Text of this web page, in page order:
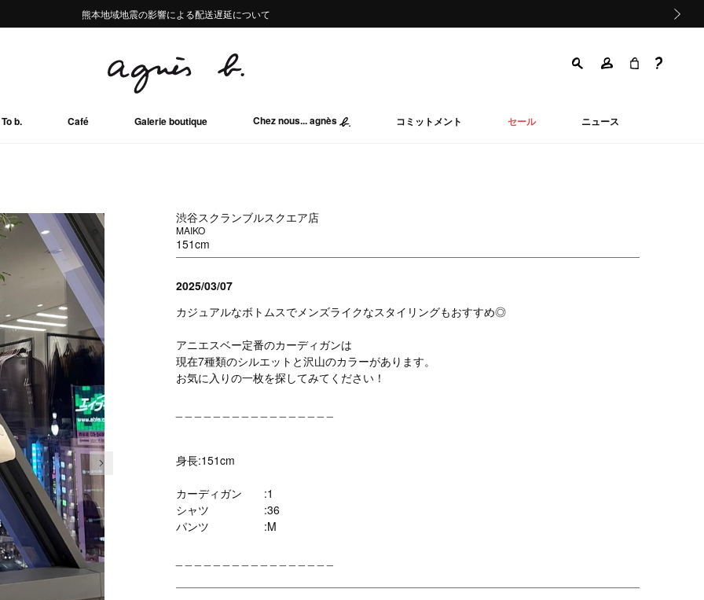
熊本地域地震の影響による配送遅延について
Summer Sale 2buy10%OFF!!
熊本地域地震の影響による配送遅延について
Summer Sale 2buy10%OFF!!
To b. Café Galerie boutique Chez nous... agnès コミットメント セール ニュース
次の画像
渋谷スクランブルスクエア店
MAIKO
151cm
2025/03/07
カジュアルなボトムスでメンズライクなスタイリングもおすすめ◎
アニエスベー定番のカーディガンは
現在7種類のシルエットと沢山のカラーがあります。
お気に入りの一枚を探してみてください！
身長:151cm
カーディガン :1
シャツ :36
パンツ :M